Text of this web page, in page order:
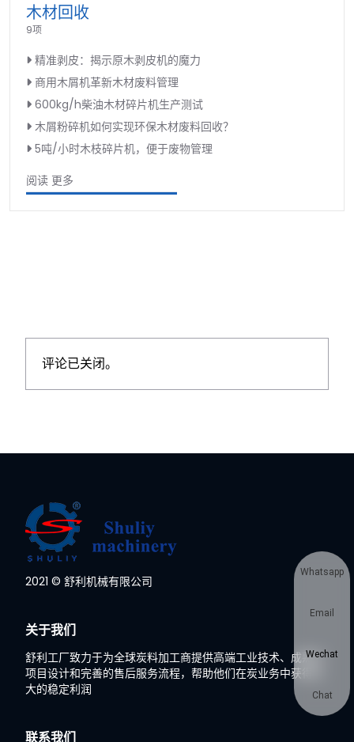
木材回收
9项
精准剥皮：揭示原木剥皮机的魔力
商用木屑机革新木材废料管理
600kg/h柴油木材碎片机生产测试
木屑粉碎机如何实现环保木材废料回收？
5吨/小时木枝碎片机，便于废物管理
阅读 更多
评论已关闭。
2021 © 舒利机械有限公司
关于我们
舒利工厂致力于为全球炭料加工商提供高端工业技术、成熟的
项目设计和完善的售后服务流程，帮助他们在炭业务中获得巨
大的稳定利润
联系我们
Whatsapp
Email
Wechat
Chat